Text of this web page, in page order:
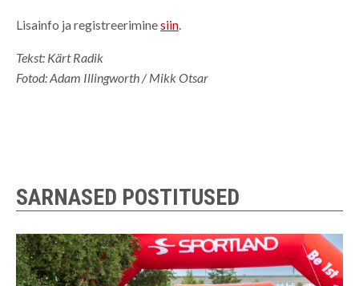
Lisainfo ja registreeriminesiin.
Tekst: Kärt Radik
Fotod: Adam Illingworth / Mikk Otsar
SARNASED POSTITUSED